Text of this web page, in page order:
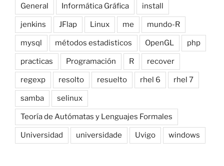
General Informática Gráfica install
jenkins JFlap Linux me mundo-R
mysql métodos estadisticos OpenGL php
practicas Programación R recover
regexp resolto resuelto rhel 6 rhel 7
samba selinux
Teoría de Autómatas y Lenguajes Formales
Universidad universidade Uvigo windows